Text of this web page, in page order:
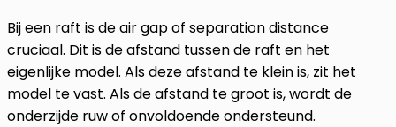
Bij een raft is de air gap of separation distance
cruciaal. Dit is de afstand tussen de raft en het
eigenlijke model. Als deze afstand te klein is, zit het
model te vast. Als de afstand te groot is, wordt de
onderzijde ruw of onvoldoende ondersteund.